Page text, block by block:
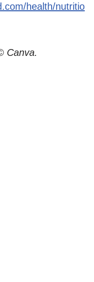
health/nutritio
Canva.